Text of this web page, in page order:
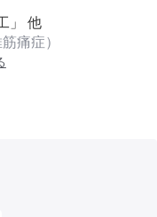
」 他
痛症）